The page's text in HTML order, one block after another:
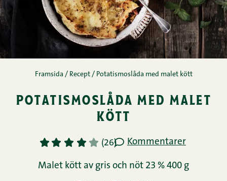
Framsida / Recept / Potatismoslåda med malet kött
potatismoslåda med malet
kött
1 2 3 4 5 (26) Kommentarer
Malet kött av gris och nöt 23 % 400 g